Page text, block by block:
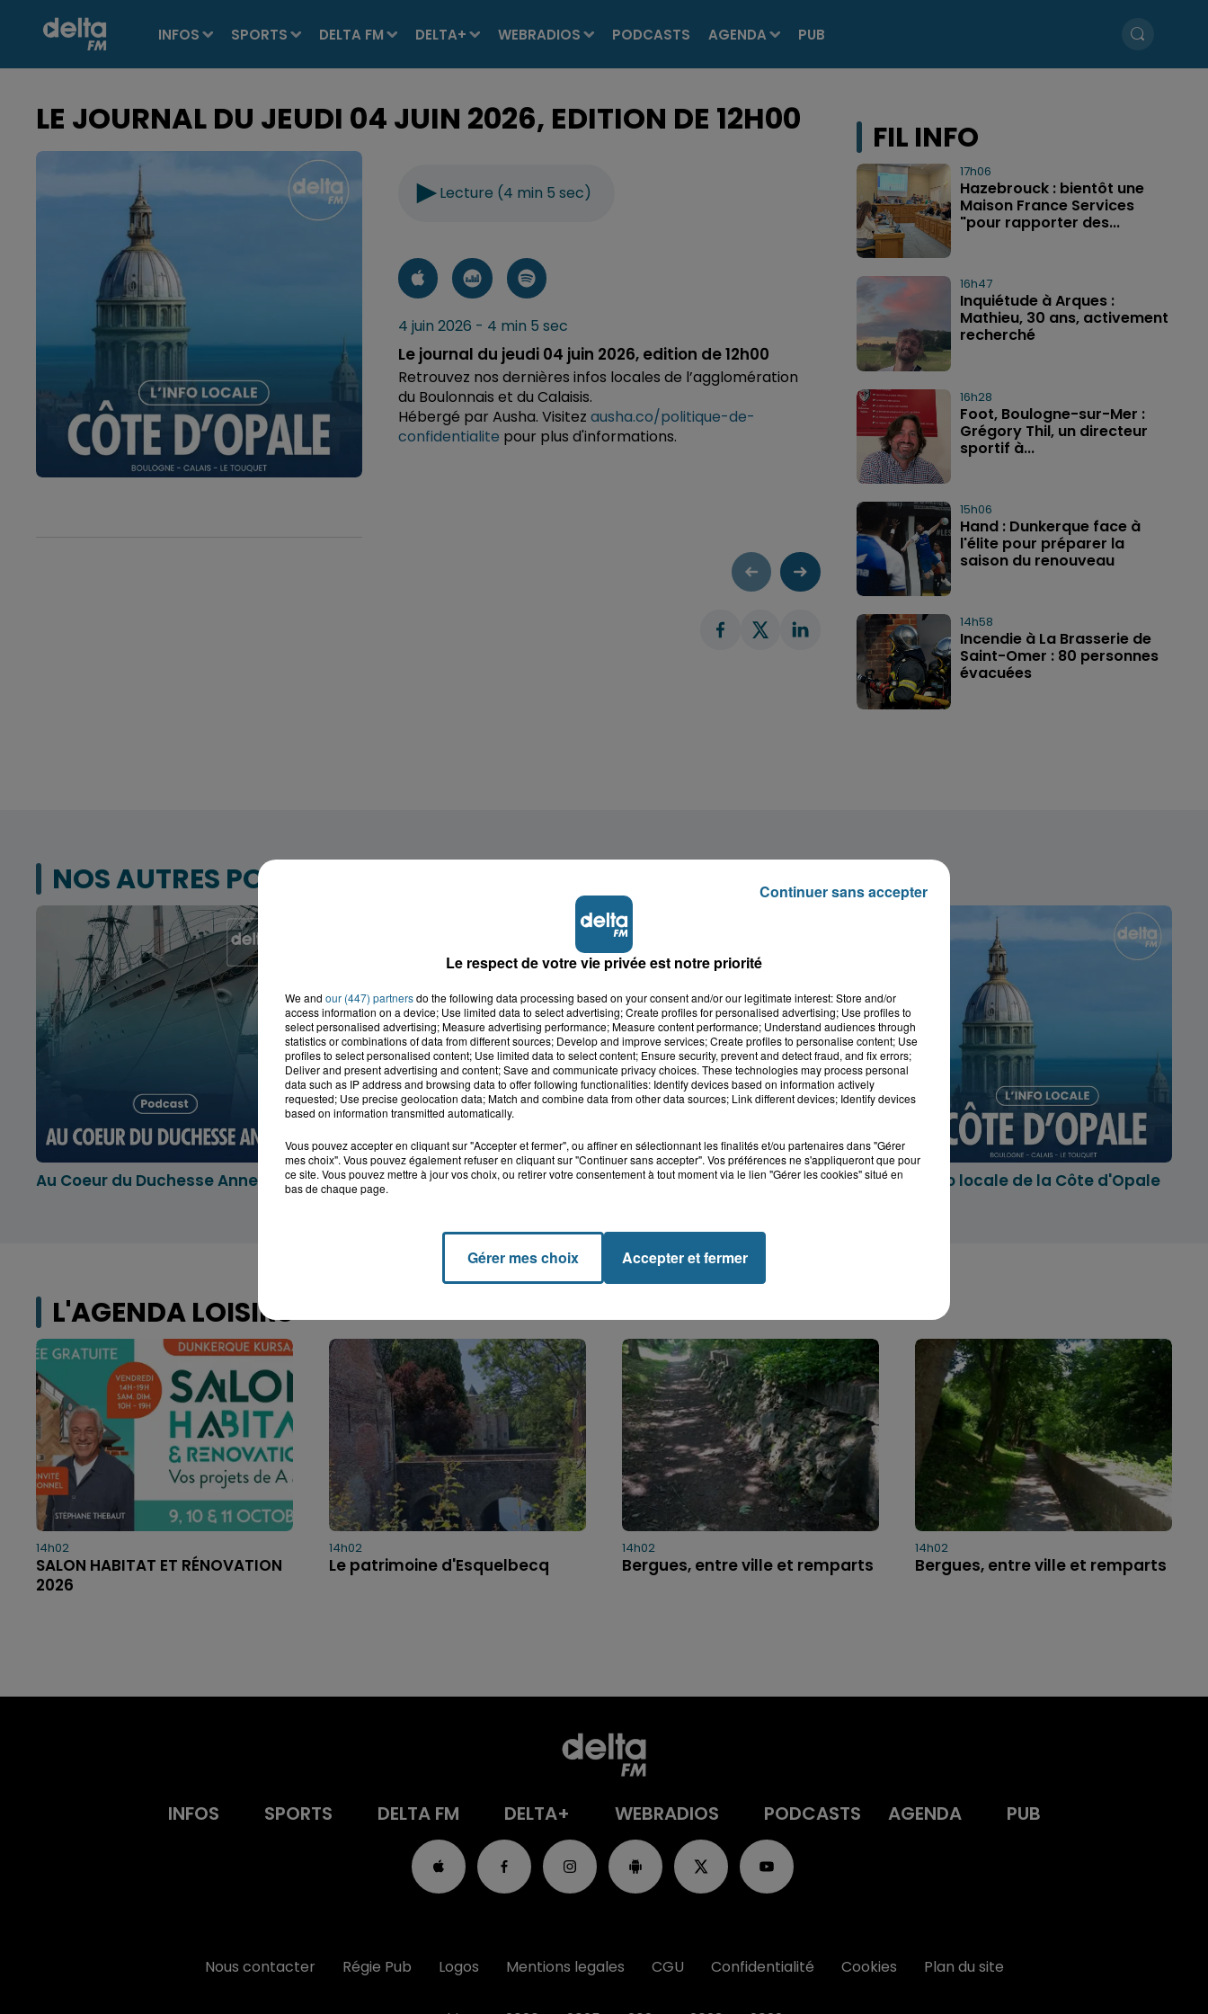
INFOS SPORTS DELTA FM DELTA+ WEBRADIOS PODCASTS AGENDA PUB
LE JOURNAL DU JEUDI 04 JUIN 2026, EDITION DE 12H00
Lecture (4 min 5 sec)
4 juin 2026 - 4 min 5 sec
Le journal du jeudi 04 juin 2026, edition de 12h00
Retrouvez nos dernières infos locales de l’agglomération
du Boulonnais et du Calaisis.
Hébergé par Ausha. Visitez ausha.co/politique-de-
confidentialite pour plus d'informations.
FIL INFO
17h06
Hazebrouck : bientôt une
Maison France Services
"pour rapporter des...
16h47
Inquiétude à Arques :
Mathieu, 30 ans, activement
recherché
16h28
Foot, Boulogne-sur-Mer :
Grégory Thil, un directeur
sportif à...
15h06
Hand : Dunkerque face à
l'élite pour préparer la
saison du renouveau
14h58
Incendie à La Brasserie de
Saint-Omer : 80 personnes
évacuées
NOS AUTRES PODCASTS
Au Coeur du Duchesse Anne
L'info locale dans le
Dunkerquois
L'info locale de l'Audomarois L'info locale de la Côte d'Opale
L'AGENDA LOISIRS
14h02
SALON HABITAT ET RÉNOVATION
2026
14h02
Le patrimoine d'Esquelbecq
14h02
Bergues, entre ville et remparts
14h02
Bergues, entre ville et remparts
INFOS SPORTS DELTA FM DELTA+ WEBRADIOS PODCASTS AGENDA PUB
Nous contacter Régie Pub Logos Mentions legales CGU Confidentialité Cookies Plan du site
Le respect de votre vie privée est notre priorité
We and our (447) partnersdo the following data processing based on your consent and/or our legitimate interest: Store and/or
access information on a device; Use limited data to select advertising; Create profiles for personalised advertising; Use profiles to
select personalised advertising; Measure advertising performance; Measure content performance; Understand audiences through
statistics or combinations of data from different sources; Develop and improve services; Create profiles to personalise content; Use
profiles to select personalised content; Use limited data to select content; Ensure security, prevent and detect fraud, and fix errors;
Deliver and present advertising and content; Save and communicate privacy choices. These technologies may process personal
data such as IP address and browsing data to offer following functionalities: Identify devices based on information actively
requested; Use precise geolocation data; Match and combine data from other data sources; Link different devices; Identify devices
based on information transmitted automatically.
Vous pouvez accepter en cliquant sur "Accepter et fermer", ou affiner en sélectionnant les finalités et/ou partenaires dans "Gérer
mes choix". Vous pouvez également refuser en cliquant sur "Continuer sans accepter". Vos préférences ne s'appliqueront que pour
ce site. Vous pouvez mettre à jour vos choix, ou retirer votre consentement à tout moment via le lien "Gérer les cookies" situé en
bas de chaque page.
Gérer mes choix Accepter et fermer
Continuer sans accepter